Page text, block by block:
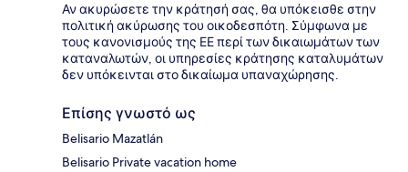
Αν ακυρώσετε την κράτησή σας, θα υπόκεισθε στην
πολιτική ακύρωσης του οικοδεσπότη. Σύμφωνα με
τους κανονισμούς της ΕΕ περί των δικαιωμάτων των
καταναλωτών, οι υπηρεσίες κράτησης καταλυμάτων
δεν υπόκεινται στο δικαίωμα υπαναχώρησης.
Επίσης γνωστό ως
Belisario Mazatlán
Belisario Private vacation home